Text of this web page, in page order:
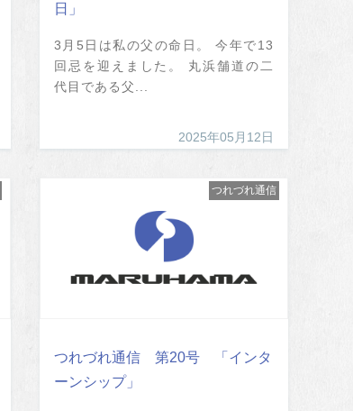
日」
3月5日は私の父の命日。 今年で13
回忌を迎えました。 丸浜舗道の二
代目である父...
2025年05月12日
つれづれ通信 第20号 「インタ
ーンシップ」
つれづれ通信